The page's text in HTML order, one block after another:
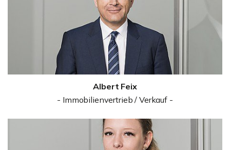
Albert Feix
- Immobilienvertrieb / Verkauf -